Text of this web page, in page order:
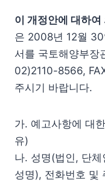
이 개정안에 대하여
은 2008년 12월
서를 국토해양부장
02)2110-8566,
주시기 바랍니다.
가. 예고사항에 대
유)
나. 성명(법인, 단
성명), 전화번호 및